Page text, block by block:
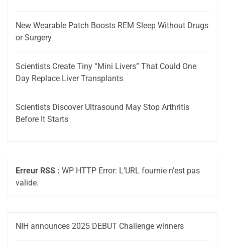
New Wearable Patch Boosts REM Sleep Without Drugs
or Surgery
Scientists Create Tiny “Mini Livers” That Could One
Day Replace Liver Transplants
Scientists Discover Ultrasound May Stop Arthritis
Before It Starts
Erreur RSS : WP HTTP Error: L’URL fournie n’est pas
valide.
NIH announces 2025 DEBUT Challenge winners